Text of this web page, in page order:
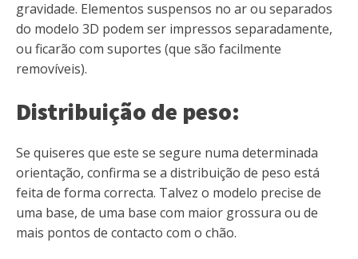
gravidade. Elementos suspensos no ar ou separados
do modelo 3D podem ser impressos separadamente,
ou ficarão com suportes (que são facilmente
removíveis).
Distribuição de peso:
Se quiseres que este se segure numa determinada
orientação, confirma se a distribuição de peso está
feita de forma correcta. Talvez o modelo precise de
uma base, de uma base com maior grossura ou de
mais pontos de contacto com o chão.